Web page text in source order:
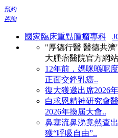
預約
咨詢
國家臨床重點腫瘤專科
"厚德行醫 醫德共
大腫瘤醫院官方網站
12年前，媽咪喺呢
正面交鋒乳癌..
復大獲邀出席2026
白求恩精神研究會
2026年換屆大會..
鼻塞流鼻涕竟然查
獲“呼吸自由”..